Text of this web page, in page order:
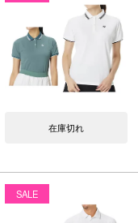
在庫切れ
SALE